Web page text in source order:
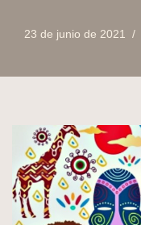
23 de junio de 2021